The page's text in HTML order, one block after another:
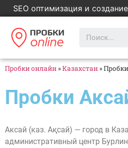
SEO оптимизация и
Пробки онлайн »Казахстан »
Пробки
Аксай (каз. Ақсай) — город в
административный центр